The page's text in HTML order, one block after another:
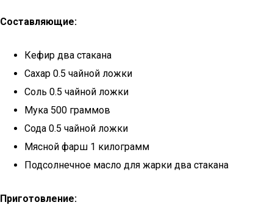
Составляющие:
Кефир два стакана
Сахар 0.5 чайной ложки
Соль 0.5 чайной ложки
Мука 500 граммов
Сода 0.5 чайной ложки
Мясной фарш 1 килограмм
Подсолнечное масло для жарки два стакана
Приготовление: